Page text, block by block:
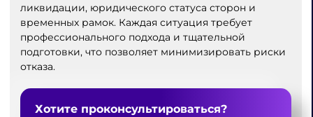
ликвидации, юридического статуса сторон и
временных рамок. Каждая ситуация требует
профессионального подхода и тщательной
подготовки, что позволяет минимизировать риски
отказа.
Хотите проконсультироваться?